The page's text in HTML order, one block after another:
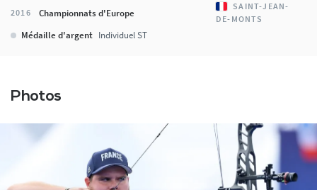
2016 Championnats d'Europe
SAINT-JEAN-
DE-MONTS
Médaille d'argent Individuel ST
Photos